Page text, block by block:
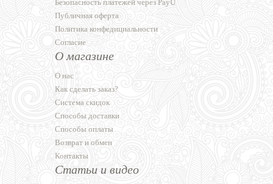
Безопасность платежей через PayU
Публичная оферта
Политика конфедициальности
Согласие
О магазине
О нас
Как сделать заказ?
Система скидок
Способы доставки
Способы оплаты
Возврат и обмен
Контакты
Статьи и видео